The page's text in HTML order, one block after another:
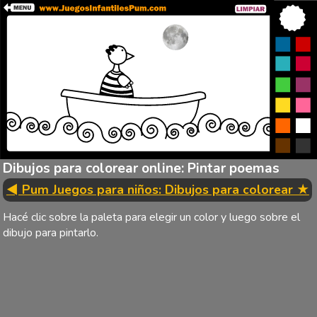
Dibujos para colorear online: Pintar poemas
◄ Pum Juegos para niños: Dibujos para colorear ★
Hacé clic sobre la paleta para elegir un color y luego sobre el
dibujo para pintarlo.